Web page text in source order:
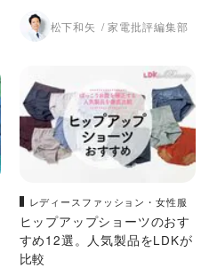
松下和矢 家電批評編集部
レディースファッション・女性服
ヒップアップショーツのおす
すめ12選。人気製品をLDKが
比較